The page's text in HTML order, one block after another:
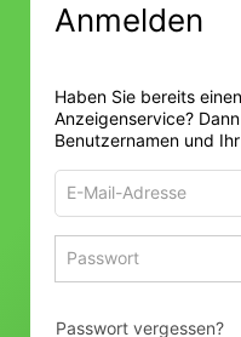
Anmelden
Haben Sie bereits
Anzeigenservice?
Benutzernamen und
Adresse
zum
Anmelden
Passwort vergessen?